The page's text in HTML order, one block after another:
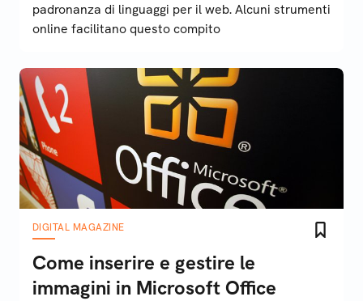
padronanza di linguaggi per il web. Alcuni strumenti
online facilitano questo compito
DIGITAL MAGAZINE
Come inserire e gestire le
immagini in Microsoft Office